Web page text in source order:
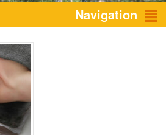
1 2 3 Navigation